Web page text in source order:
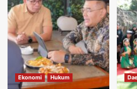
Ekonomi Hukum